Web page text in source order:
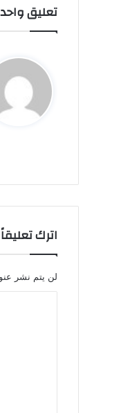
تعليق واحد
اترك تعليقاً
لن يتم نشر